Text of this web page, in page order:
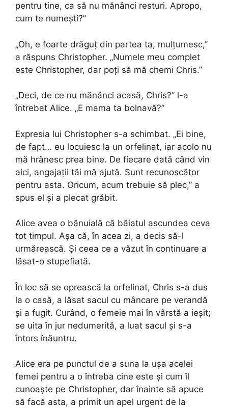
pentru tine, ca să nu mănânci resturi. Apropo,
cum te numești?”
„Oh, e foarte drăguț din partea ta, mulțumesc,”
a răspuns Christopher. „Numele meu complet
este Christopher, dar poți să mă chemi Chris.”
„Deci, de ce nu mănânci acasă, Chris?” l-a
întrebat Alice. „E mama ta bolnavă?”
Expresia lui Christopher s-a schimbat. „Ei bine,
de fapt… eu locuiesc la un orfelinat, iar acolo nu
mă hrănesc prea bine. De fiecare dată când vin
aici, angajații tăi mă ajută. Sunt recunoscător
pentru asta. Oricum, acum trebuie să plec,” a
spus el și a plecat grăbit.
Alice avea o bănuială că băiatul ascundea ceva
tot timpul. Așa că, în acea zi, a decis să-l
urmărească. Și ceea ce a văzut în continuare a
lăsat-o stupefiată.
În loc să se oprească la orfelinat, Chris s-a dus
la o casă, a lăsat sacul cu mâncare pe verandă
și a fugit. Curând, o femeie mai în vârstă a ieșit;
se uita în jur nedumerită, a luat sacul și s-a
întors înăuntru.
Alice era pe punctul de a suna la ușa acelei
femei pentru a o întreba cine este și cum îl
cunoaște pe Christopher, dar înainte să apuce
să facă asta, a primit un apel urgent de la